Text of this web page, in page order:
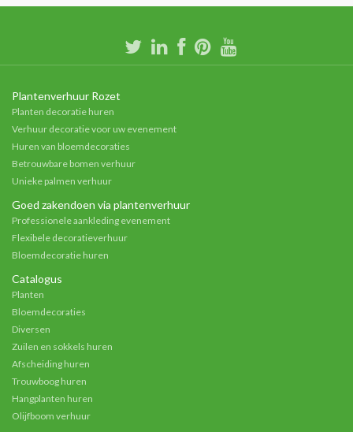
Plantenverhuur Rozet
Planten decoratie huren
Verhuur decoratie voor uw evenement
Huren van bloemdecoraties
Betrouwbare bomen verhuur
Unieke palmen verhuur
Goed zakendoen via plantenverhuur
Professionele aankleding evenement
Flexibele decoratieverhuur
Bloemdecoratie huren
Catalogus
Planten
Bloemdecoraties
Diversen
Zuilen en sokkels huren
Afscheiding huren
Trouwboog huren
Hangplanten huren
Olijfboom verhuur